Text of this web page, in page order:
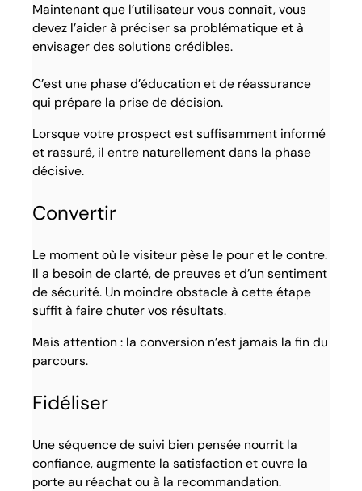
Maintenant que l’utilisateur vous connaît, vous
devez l’aider à préciser sa problématique et à
envisager des solutions crédibles.
C’est une phase d’éducation et de réassurance
qui prépare la prise de décision.
Lorsque votre prospect est suffisamment informé
et rassuré, il entre naturellement dans la phase
décisive.
Convertir
Le moment où le visiteur pèse le pour et le contre.
Il a besoin de clarté, de preuves et d’un sentiment
de sécurité. Un moindre obstacle à cette étape
suffit à faire chuter vos résultats.
Mais attention : la conversion n’est jamais la fin du
parcours.
Fidéliser
Une séquence de suivi bien pensée nourrit la
confiance, augmente la satisfaction et ouvre la
porte au réachat ou à la recommandation.